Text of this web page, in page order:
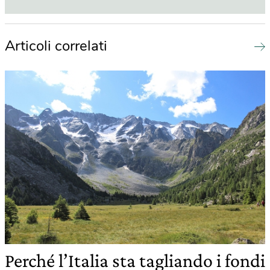
Articoli correlati
Perché l’Italia sta tagliando i fondi